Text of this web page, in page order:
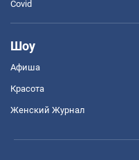
Covid
Шоу
Афиша
Красота
Женский Журнал